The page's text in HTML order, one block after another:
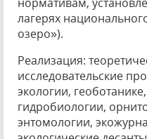
лагерях
озеро»).
Реализация:
исследовательские
экологии,
гидробиологии,
энтомологии,